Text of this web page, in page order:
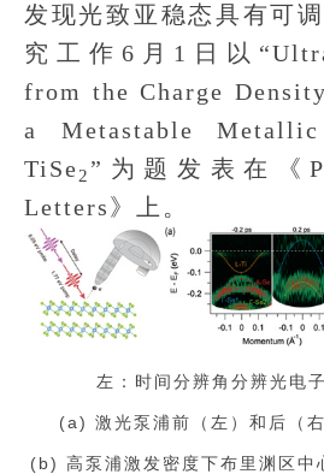
发现光致亚稳态具有可
究工作6月1日以
from the Charge
a Metastable
TiSe2 ”为题发表在《
Letters》上。
左：时间分辨角分辨光电
(a) 激光泵浦前（左）和后（
(b) 高泵浦激发密度下布里渊区中